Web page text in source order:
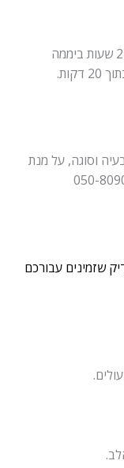
כן, אנו מספקים שירותי פריצה בטבריה 24 שעות ביממה
וסוגה, על מנת
שזמינים עבורכם